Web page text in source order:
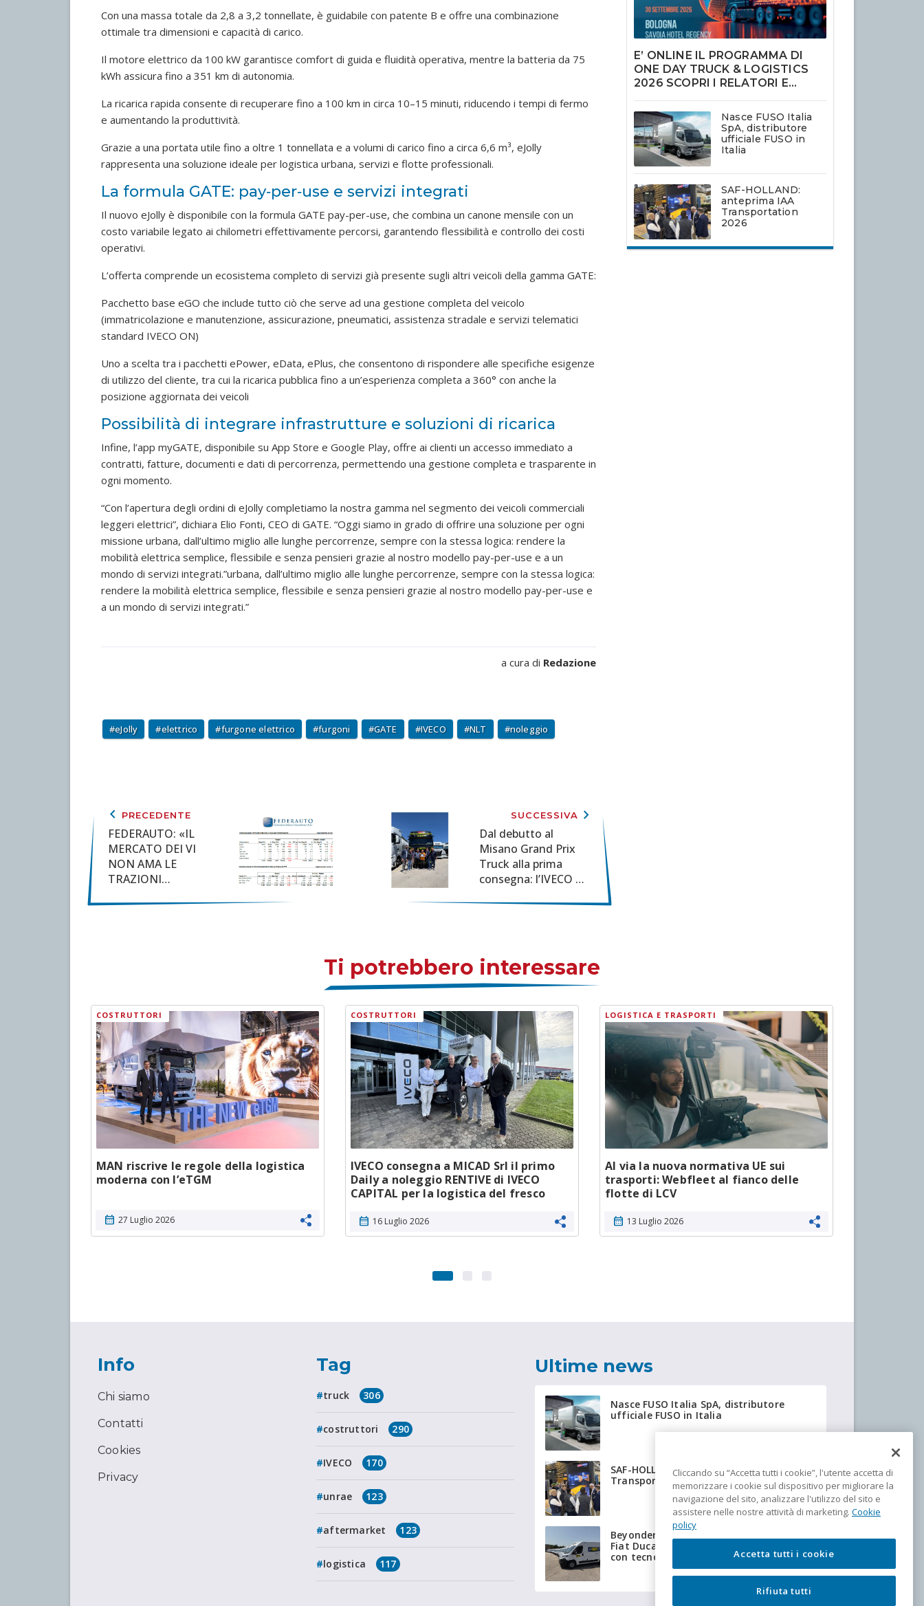
Con una massa totale da 2,8 a 3,2 tonnellate, è guidabile con patente B e offre una combinazione
ottimale tra dimensioni e capacità di carico.
Il motore elettrico da 100 kW garantisce comfort di guida e fluidità operativa, mentre la batteria da 75
kWh assicura fino a 351 km di autonomia.
La ricarica rapida consente di recuperare fino a 100 km in circa 10–15 minuti, riducendo i tempi di fermo
e aumentando la produttività.
Grazie a una portata utile fino a oltre 1 tonnellata e a volumi di carico fino a circa 6,6 m³, eJolly
rappresenta una soluzione ideale per logistica urbana, servizi e flotte professionali.
La formula GATE: pay‑per‑use e servizi integrati
Il nuovo eJolly è disponibile con la formula GATE pay-per-use, che combina un canone mensile con un
costo variabile legato ai chilometri effettivamente percorsi, garantendo flessibilità e controllo dei costi
operativi.
L’offerta comprende un ecosistema completo di servizi già presente sugli altri veicoli della gamma GATE:
Pacchetto base eGO che include tutto ciò che serve ad una gestione completa del veicolo
(immatricolazione e manutenzione, assicurazione, pneumatici, assistenza stradale e servizi telematici
standard IVECO ON)
Uno a scelta tra i pacchetti ePower, eData, ePlus, che consentono di rispondere alle specifiche esigenze
di utilizzo del cliente, tra cui la ricarica pubblica fino a un’esperienza completa a 360° con anche la
posizione aggiornata dei veicoli
Possibilità di integrare infrastrutture e soluzioni di ricarica
Infine, l’app myGATE, disponibile su App Store e Google Play, offre ai clienti un accesso immediato a
contratti, fatture, documenti e dati di percorrenza, permettendo una gestione completa e trasparente in
ogni momento.
“Con l’apertura degli ordini di eJolly completiamo la nostra gamma nel segmento dei veicoli commerciali
leggeri elettrici”, dichiara Elio Fonti, CEO di GATE. “Oggi siamo in grado di offrire una soluzione per ogni
missione urbana, dall’ultimo miglio alle lunghe percorrenze, sempre con la stessa logica: rendere la
mobilità elettrica semplice, flessibile e senza pensieri grazie al nostro modello pay-per-use e a un
mondo di servizi integrati.”urbana, dall’ultimo miglio alle lunghe percorrenze, sempre con la stessa logica:
rendere la mobilità elettrica semplice, flessibile e senza pensieri grazie al nostro modello pay-per-use e
a un mondo di servizi integrati.”
a cura di Redazione
eJolly elettrico furgone elettrico furgoni GATE IVECO NLT noleggio
keyboard_arrow_left PRECEDENTE
FEDERAUTO: «IL
MERCATO DEI VI
NON AMA LE
TRAZIONI
RESTA DEBOLE IN
SUCCESSIVA keyboard_arrow_right
Dal debutto al
Misano Grand Prix
Truck alla prima
consegna: l’IVECO S-
Team a Ciccimarra
serie limitata
E’ ONLINE IL PROGRAMMA DI
ONE DAY TRUCK & LOGISTICS
2026 SCOPRI I RELATORI E
Nasce FUSO Italia
SpA, distributore
ufficiale FUSO in
Italia
SAF-HOLLAND:
anteprima IAA
Transportation
2026
Ti potrebbero interessare
COSTRUTTORI
MAN riscrive le regole della logistica
moderna con l’eTGM
calendar_month 27 Luglio 2026
COSTRUTTORI
IVECO consegna a MICAD Srl il primo
Daily a noleggio RENTIVE di IVECO
CAPITAL per la logistica del fresco
calendar_month 16 Luglio 2026
LOGISTICA E TRASPORTI
Al via la nuova normativa UE sui
trasporti: Webfleet al fianco delle
flotte di LCV
calendar_month 13 Luglio 2026
Info
Chi siamo
Contatti
Cookies
Privacy
Tag
truck 306
costruttori 290
IVECO 170
unrae 123
aftermarket 123
logistica 117
Ultime news
Nasce FUSO Italia SpA, distributore
ufficiale FUSO in Italia
SAF-HOLLAND: anteprima IAA
Transportation 2026
Beyonder fornisce a Giffi Noleggi 20
Fiat Ducato isotermici equipaggiati
con tecnologia Insulation
Cliccando su “Accetta tutti i cookie”, l'utente accetta di
memorizzare i cookie sul dispositivo per migliorare la
navigazione del sito, analizzare l'utilizzo del sito e
assistere nelle nostre attività di marketing. Cookie
policy
Accetta tutti i cookie
Rifiuta tutti